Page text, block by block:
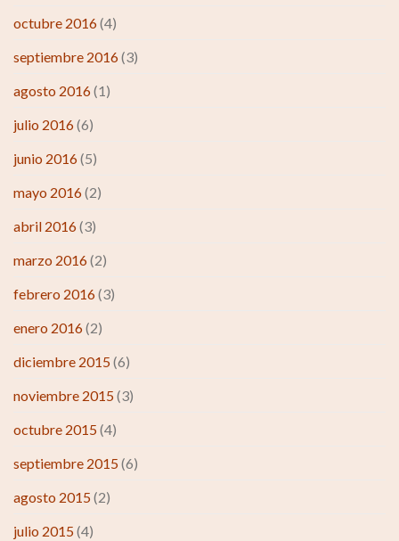
octubre 2016(4)
septiembre 2016(3)
agosto 2016(1)
julio 2016(6)
junio 2016(5)
mayo 2016(2)
abril 2016(3)
marzo 2016(2)
febrero 2016(3)
enero 2016(2)
diciembre 2015(6)
noviembre 2015(3)
octubre 2015(4)
septiembre 2015(6)
agosto 2015(2)
julio 2015(4)